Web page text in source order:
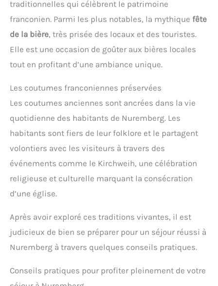
traditionnelles qui célèbrent le patrimoine
franconien. Parmi les plus notables, la mythique fête
de la bière, très prisée des locaux et des touristes.
Elle est une occasion de goûter aux bières locales
tout en profitant d’une ambiance unique.
Les coutumes franconiennes préservées
Les coutumes anciennes sont ancrées dans la vie
quotidienne des habitants de Nuremberg. Les
habitants sont fiers de leur folklore et le partagent
volontiers avec les visiteurs à travers des
événements comme le Kirchweih, une célébration
religieuse et culturelle marquant la consécration
d’une église.
Après avoir exploré ces traditions vivantes, il est
judicieux de bien se préparer pour un séjour réussi à
Nuremberg à travers quelques conseils pratiques.
Conseils pratiques pour profiter pleinement de votre